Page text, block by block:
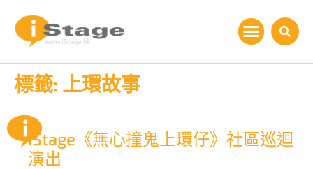
標籤: 上環故事
iStage《無心撞鬼上環仔》社區巡迴
演出